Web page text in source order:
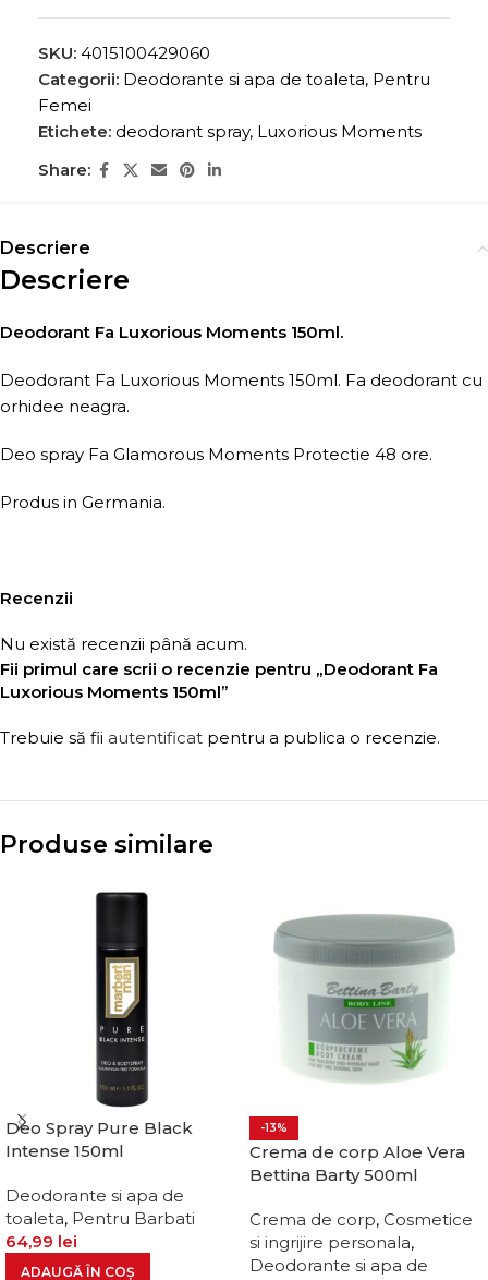
SKU: 4015100429060
Categorii: Deodorante si apa de toaleta, Pentru
Femei
Etichete: deodorant spray, Luxorious Moments
Share:
Descriere
Descriere
Deodorant Fa Luxorious Moments 150ml.
Deodorant Fa Luxorious Moments 150ml. Fa deodorant cu
orhidee neagra.
Deo spray Fa Glamorous Moments Protectie 48 ore.
Produs in Germania.
Recenzii
Nu există recenzii până acum.
Fii primul care scrii o recenzie pentru „Deodorant Fa
Luxorious Moments 150ml”
Trebuie să fii autentificat pentru a publica o recenzie.
Produse similare
Deo Spray Pure Black
Intense 150ml
Deodorante si apa de
toaleta, Pentru Barbati
64,99 lei
ADAUGĂ ÎN COȘ
-13%
Crema de corp Aloe Vera
Bettina Barty 500ml
Crema de corp, Cosmetice
si ingrijire personala,
Deodorante si apa de